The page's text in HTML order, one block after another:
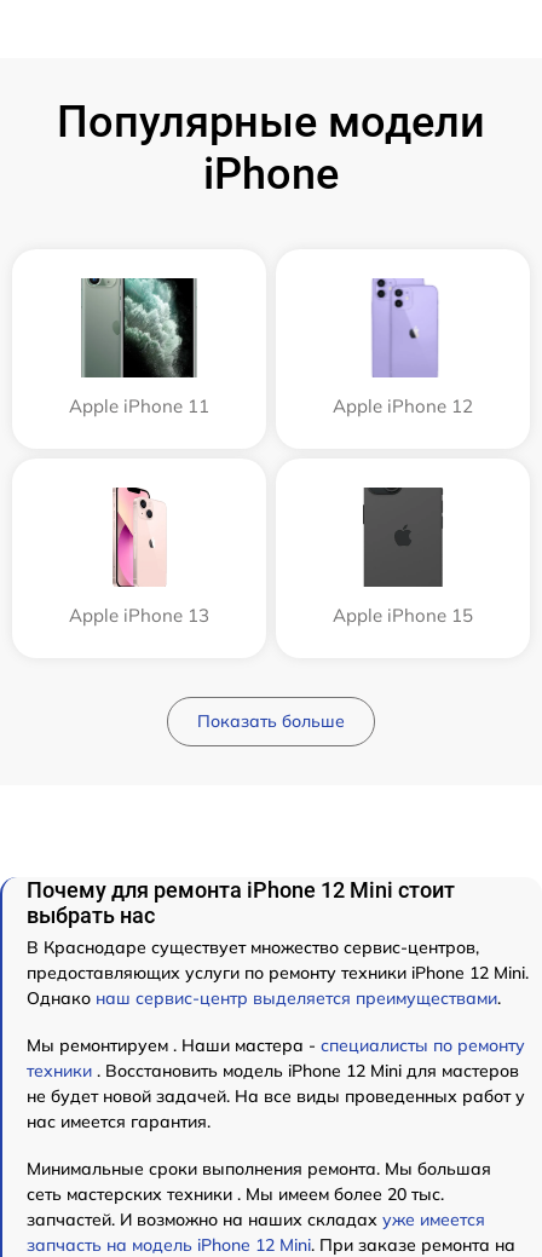
Популярные модели
iPhone
Apple iPhone 11 Apple iPhone 12
Apple iPhone 13 Apple iPhone 15
Показать больше
Почему для ремонта iPhone 12 Mini стоит
выбрать нас
В Краснодаре существует множество сервис-центров,
предоставляющих услуги по ремонту техники iPhone 12 Mini.
Однако наш сервис-центр выделяется преимуществами.
Мы ремонтируем . Наши мастера - специалисты по ремонту
техники . Восстановить модель iPhone 12 Mini для мастеров
не будет новой задачей. На все виды проведенных работ у
нас имеется гарантия.
Минимальные сроки выполнения ремонта. Мы большая
сеть мастерских техники . Мы имеем более 20 тыс.
запчастей. И возможно на наших складах уже имеется
запчасть на модель iPhone 12 Mini. При заказе ремонта на